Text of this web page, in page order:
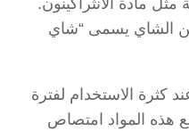
مادة الأنثراكينون.
الشاي يسمى “شاي
كثرة الاستخدام لفترة
هذه المواد امتصاص